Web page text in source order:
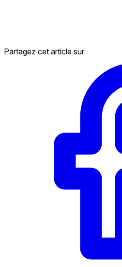
Partagez cet article sur